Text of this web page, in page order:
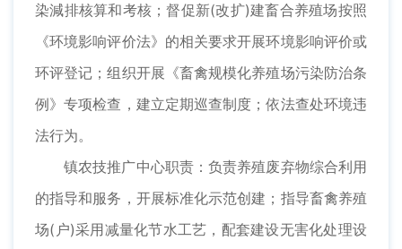
染減排核算和考核；督促新(改扩)建畜合养殖场按照
《环境影响评价法》的相关要求开展环境影响评价或
环评登记；组织开展《畜禽规模化养殖场污染防治条
例》专项检查，建立定期巡查制度；依法查处环境违
法行为。
镇农技推广中心职责：负责养殖废弃物综合利用
的指导和服务，开展标准化示范创建；指导畜禽养殖
场(户)采用减量化节水工艺，配套建设无害化处理设